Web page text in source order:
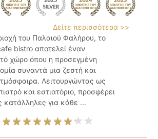
Δείτε περισσότερα >>
του Παλαιού Φαλήρου, το
bistro αποτελεί έναν
χώρο όπου η προσεγμένη
συναντά μια ζεστή και
Λειτουργώντας ως
και εστιατόριο, προσφέρει
κατάλληλες για κάθε ...